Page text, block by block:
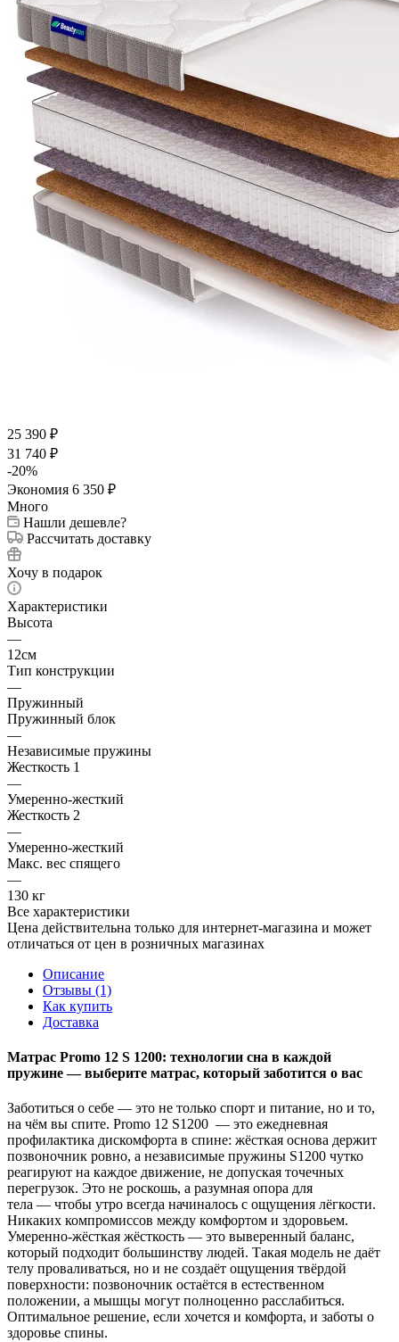
25 390 ₽
31 740 ₽
-20%
Экономия 6 350 ₽
Много
Нашли дешевле?
Рассчитать доставку
Хочу в подарок
Характеристики
Высота
—
12см
Тип конструкции
—
Пружинный
Пружинный блок
—
Независимые пружины
Жесткость 1
—
Умеренно-жесткий
Жесткость 2
—
Умеренно-жесткий
Макс. вес спящего
—
130 кг
Все характеристики
Цена действительна только для интернет-магазина и может
отличаться от цен в розничных магазинах
Описание
Отзывы (1)
Как купить
Доставка
Матрас Promo 12 S 1200: технологии сна в каждой
пружине — выберите матрас, который заботится о вас
Заботиться о себе — это не только спорт и питание, но и то,
на чём вы спите. Promo 12 S1200 — это ежедневная
профилактика дискомфорта в спине: жёсткая основа держит
позвоночник ровно, а независимые пружины S1200 чутко
реагируют на каждое движение, не допуская точечных
перегрузок. Это не роскошь, а разумная опора для
тела — чтобы утро всегда начиналось с ощущения лёгкости.
Никаких компромиссов между комфортом и здоровьем.
Умеренно‑жёсткая жёсткость — это выверенный баланс,
который подходит большинству людей. Такая модель не даёт
телу проваливаться, но и не создаёт ощущения твёрдой
поверхности: позвоночник остаётся в естественном
положении, а мышцы могут полноценно расслабиться.
Оптимальное решение, если хочется и комфорта, и заботы о
здоровье спины.